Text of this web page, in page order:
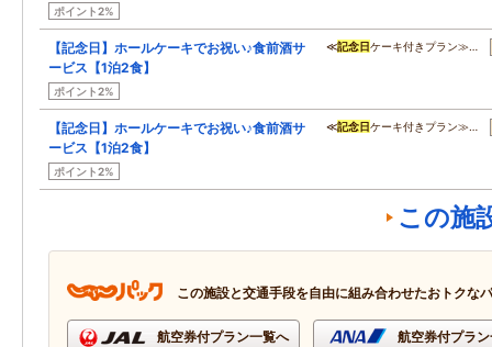
ポイント2%
【記念日】ホールケーキでお祝い♪食前酒サ
ービス【1泊2食】
ポイント2%
≪記念日ケーキ付きプラン≫…
【記念日】ホールケーキでお祝い♪食前酒サ
ービス【1泊2食】
ポイント2%
≪記念日ケーキ付きプラン≫…
この施
この施設と交通手段を自由に組み合わせたおトクな
航空券付プラン一覧へ 航空券付プラ